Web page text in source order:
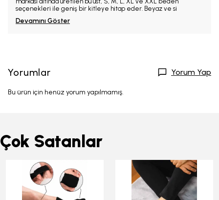
seçenekleri ile geniş bir kitleye hitap eder. Beyaz ve si
Devamını Göster
Yorumlar Yorum Yap
Bu ürün için henüz yorum yapılmamış.
Çok Satanlar